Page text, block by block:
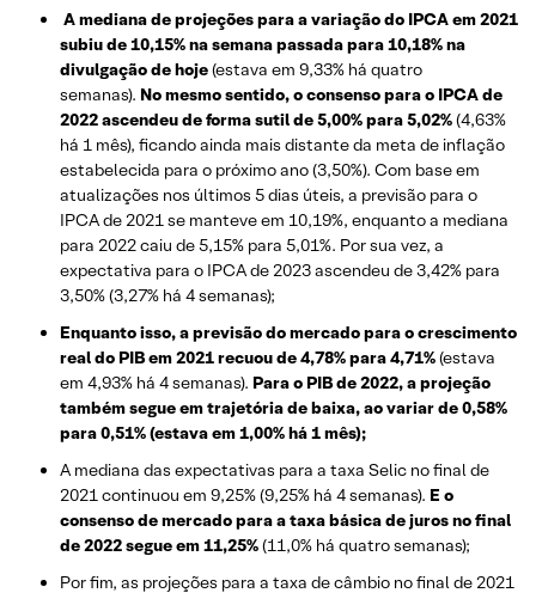
A mediana de projeções para a variação do IPCA em 2021
subiu de 10,15% na semana passada para 10,18% na
divulgação de hoje(estava em 9,33% há quatro
semanas). No mesmo sentido, o consenso para o IPCA de
2022 ascendeu de forma sutil de 5,00% para 5,02%(4,63%
há 1 mês), ficando ainda mais distante da meta de inflação
estabelecida para o próximo ano (3,50%). Com base em
atualizações nos últimos 5 dias úteis, a previsão para o
IPCA de 2021 se manteve em 10,19%, enquanto a mediana
para 2022 caiu de 5,15% para 5,01%. Por sua vez, a
expectativa para o IPCA de 2023 ascendeu de 3,42% para
3,50% (3,27% há 4 semanas);
Enquanto isso, a previsão do mercado para o crescimento
real do PIB em 2021 recuou de 4,78% para 4,71%(estava
em 4,93% há 4 semanas). Para o PIB de 2022, a projeção
também segue em trajetória de baixa, ao variar de 0,58%
para 0,51% (estava em 1,00% há 1 mês);
A mediana das expectativas para a taxa Selic no final de
2021 continuou em 9,25% (9,25% há 4 semanas). E o
consenso de mercado para a taxa básica de juros no final
de 2022 segue em 11,25%(11,0% há quatro semanas);
Por fim, as projeções para a taxa de câmbio no final de 2021